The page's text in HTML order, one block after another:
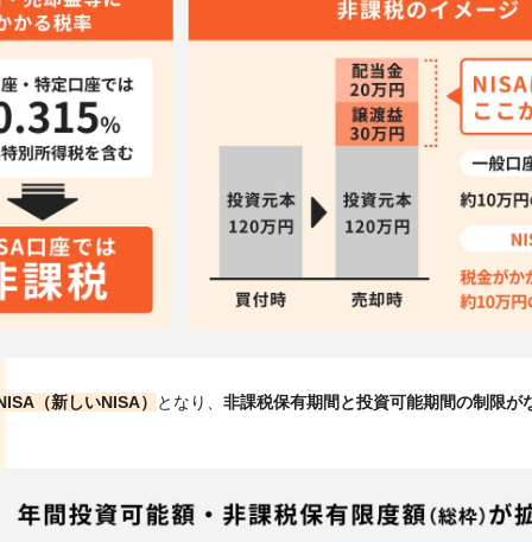
（新しいNISA） となり、 非課税保有期間と投資可能期間の制限が